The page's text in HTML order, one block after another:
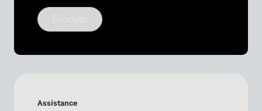
Assistance